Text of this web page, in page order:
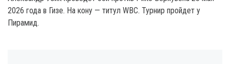
2026 года в Гизе. На кону — титул WBC. Турнир пройдет у
Пирамид.